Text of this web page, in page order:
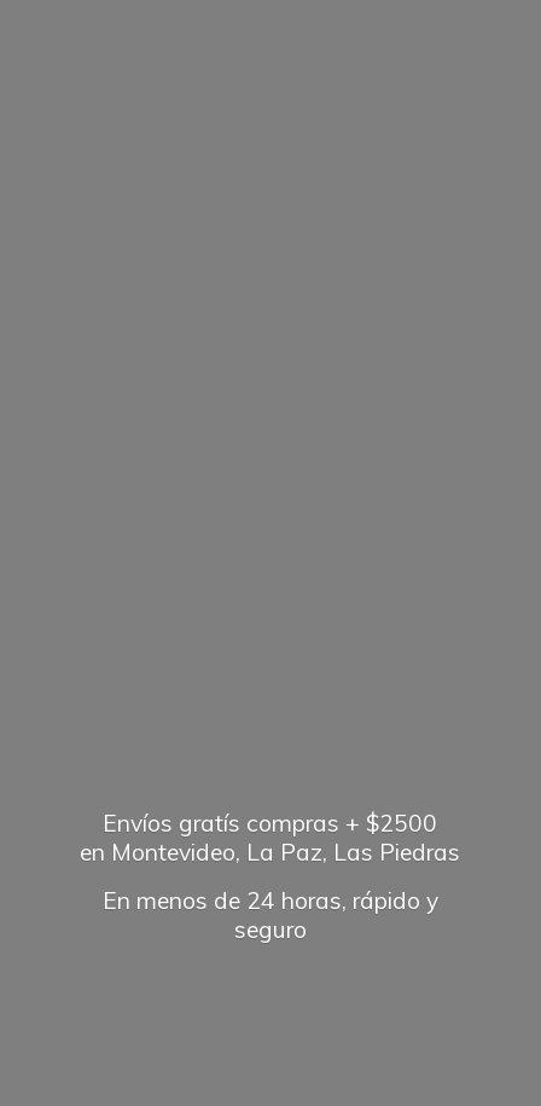
Envíos gratís compras + $2500
en Montevideo, La Paz, Las Piedras
En menos de 24 horas, rápido y
seguro